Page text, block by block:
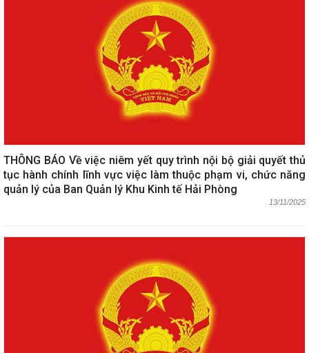
THÔNG BÁO Về việc niêm yết quy trình nội bộ giải quyết thủ
tục hành chính lĩnh vực việc làm thuộc phạm vi, chức năng
quản lý của Ban Quản lý Khu Kinh tế Hải Phòng
13/11/2025